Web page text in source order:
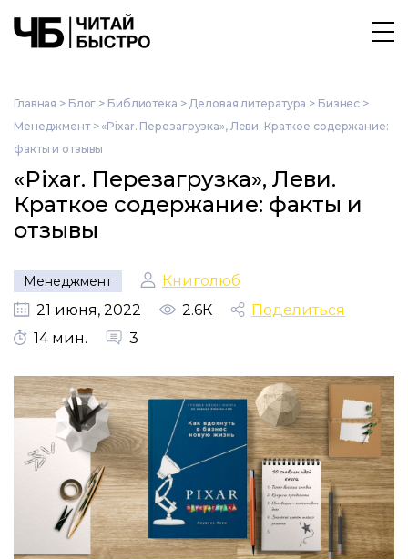
Главная > Блог > Библиотека > Деловая литература > Бизнес >
Менеджмент>«Pixar. Перезагрузка», Леви. Краткое содержание:
факты и отзывы
«Pixar. Перезагрузка», Леви.
Краткое содержание: факты и
отзывы
Менеджмент
Книголюб
21 июня, 2022
2.6К
Поделиться
14 мин.
3